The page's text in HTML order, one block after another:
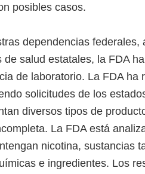
posibles casos.
dependencias federales,
salud estatales, la FDA
de laboratorio. La FDA ha
solicitudes de los
diversos tipos de
La FDA está
nicotina, sustancias
e ingredientes. Los